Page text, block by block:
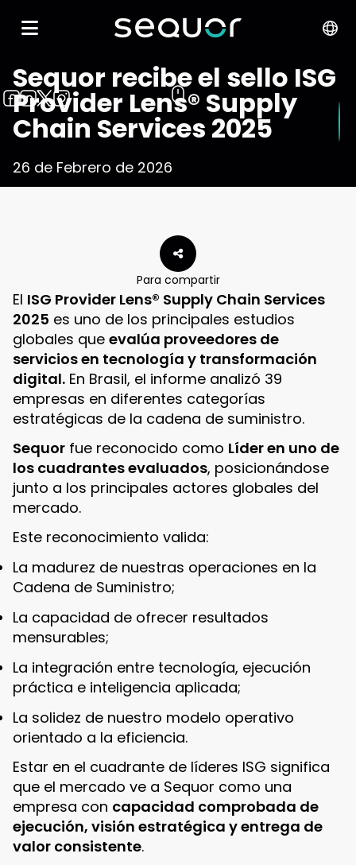
Sequor recibe el sello ISG
Provider Lens® Supply
Chain Services 2025
26 de Febrero de 2026
Para compartir
El ISG Provider Lens® Supply Chain Services
2025 es uno de los principales estudios
globales que evalúa proveedores de
servicios en tecnología y transformación
digital. En Brasil, el informe analizó 39
empresas en diferentes categorías
estratégicas de la cadena de suministro.
Sequor fue reconocido como Líder en uno de
los cuadrantes evaluados, posicionándose
junto a los principales actores globales del
mercado.
Este reconocimiento valida:
La madurez de nuestras operaciones en la
Cadena de Suministro;
La capacidad de ofrecer resultados
mensurables;
La integración entre tecnología, ejecución
práctica e inteligencia aplicada;
La solidez de nuestro modelo operativo
orientado a la eficiencia.
Estar en el cuadrante de líderes ISG significa
que el mercado ve a Sequor como una
empresa con capacidad comprobada de
ejecución, visión estratégica y entrega de
valor consistente.